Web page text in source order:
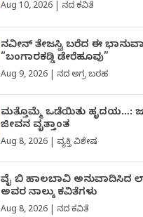
Aug 10, 2026 ದಿನದ ಕವಿತೆ
ನವೀನ್‌ ತೇಜಸ್ವಿ ಬರೆದ ಈ
“ಬಂಗಾರಕಡ್ಡಿ ಡೇರೆಹೂವು”
Aug 9, 2026 ದಿನದ ಅಗ್ರ ಬರಹ
ಮತ್ತೊಮ್ಮೆ ಒಡೆಯಿತು ಹೃದಯ…:
ಜೀವನ ವೃತ್ತಾಂತ
Aug 8, 2026 ವ್ಯಕ್ತಿ ವಿಶೇಷ
ವೈ ಬಿ ಹಾಲಬಾವಿ ಅನುವಾದಿಸಿದ
ಅವರ ನಾಲ್ಕು ಕವಿತೆಗಳು
Aug 8, 2026 ದಿನದ ಕವಿತೆ